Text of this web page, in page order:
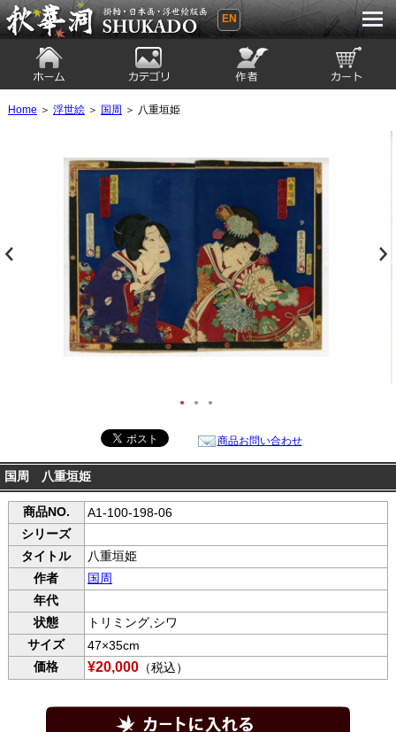
秋華洞 SHUKADO 掛軸・日本画・浮世
EN
Home ＞ 浮世絵＞ 国周 ＞ 八重垣姫
● ● ●
商品お問い合わせ
国周 八重垣姫
商品NO.
A1-100-198-06
シリーズ
タイトル
八重垣姫
作者
国周
年代
状態
トリミング,シワ
サイズ
47×35cm
価格
¥20,000（税込）